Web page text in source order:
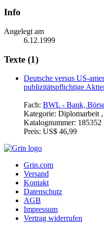
Info
Angelegt am
6.12.1999
Texte (1)
Deutsche versus US-
publizitätspflichtige
Fach: BWL - Bank,
Kategorie: Diplomarbeit
Katalognummer: 185352
Preis: US$ 46,99
Grin.com
Versand
Kontakt
Datenschutz
AGB
Impressum
Vertrag widerrufen